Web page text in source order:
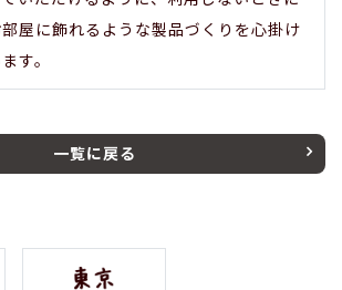
屋に飾れるような製品づくりを心掛け
す。
一覧に戻る